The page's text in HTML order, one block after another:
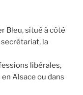
Bleu, situé à côté
la
libérales,
Alsace ou dans